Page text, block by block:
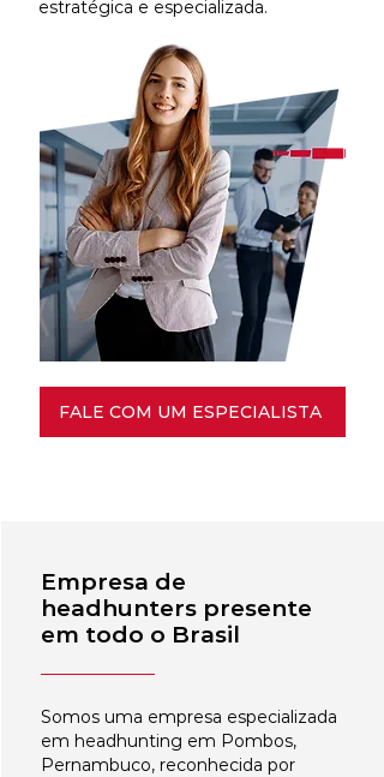
estratégica e especializada.
FALE COM UM ESPECIALISTA
Empresa de
headhunters presente
em todo o Brasil
Somos uma empresa especializada
em headhunting em Pombos,
Pernambuco, reconhecida por